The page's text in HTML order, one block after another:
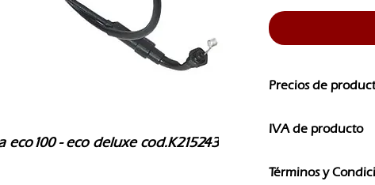
- eco deluxe cod.K215243
Precios de
CAMBIOS SIN
IVA de producto
IVA
Términos y